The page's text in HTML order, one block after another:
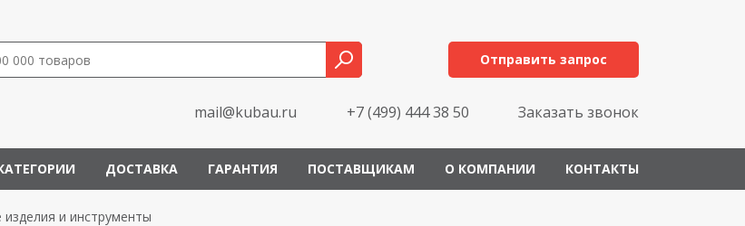
Отправить запрос
mail@kubau.ru +7 (499) 444 38 50 Заказать звонок
ДОСТАВКА ГАРАНТИЯ ПОСТАВЩИКАМ О КОМПАНИИ КОНТАКТЫ
и инструменты